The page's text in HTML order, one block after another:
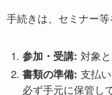
手続きは、セミナー
参加・受講: 対象
書類の準備: 支払
必ず手元に保管し